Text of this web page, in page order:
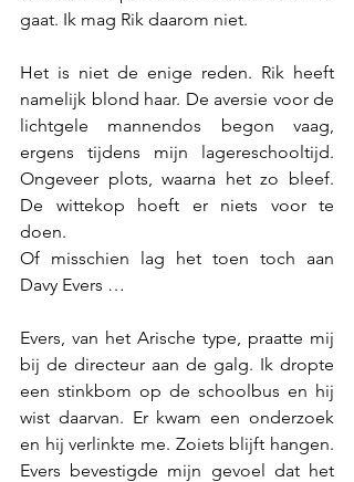
gaat. Ik mag Rik daarom niet.
Het is niet de enige reden. Rik heeft
namelijk blond haar. De aversie voor de
lichtgele mannendos begon vaag,
ergens tijdens mijn lagereschooltijd.
Ongeveer plots, waarna het zo bleef.
De wittekop hoeft er niets voor te
doen.
Of misschien lag het toen toch aan
Davy Evers …
Evers, van het Arische type, praatte mij
bij de directeur aan de galg. Ik dropte
een stinkbom op de schoolbus en hij
wist daarvan. Er kwam een onderzoek
en hij verlinkte me. Zoiets blijft hangen.
Evers bevestigde mijn gevoel dat het